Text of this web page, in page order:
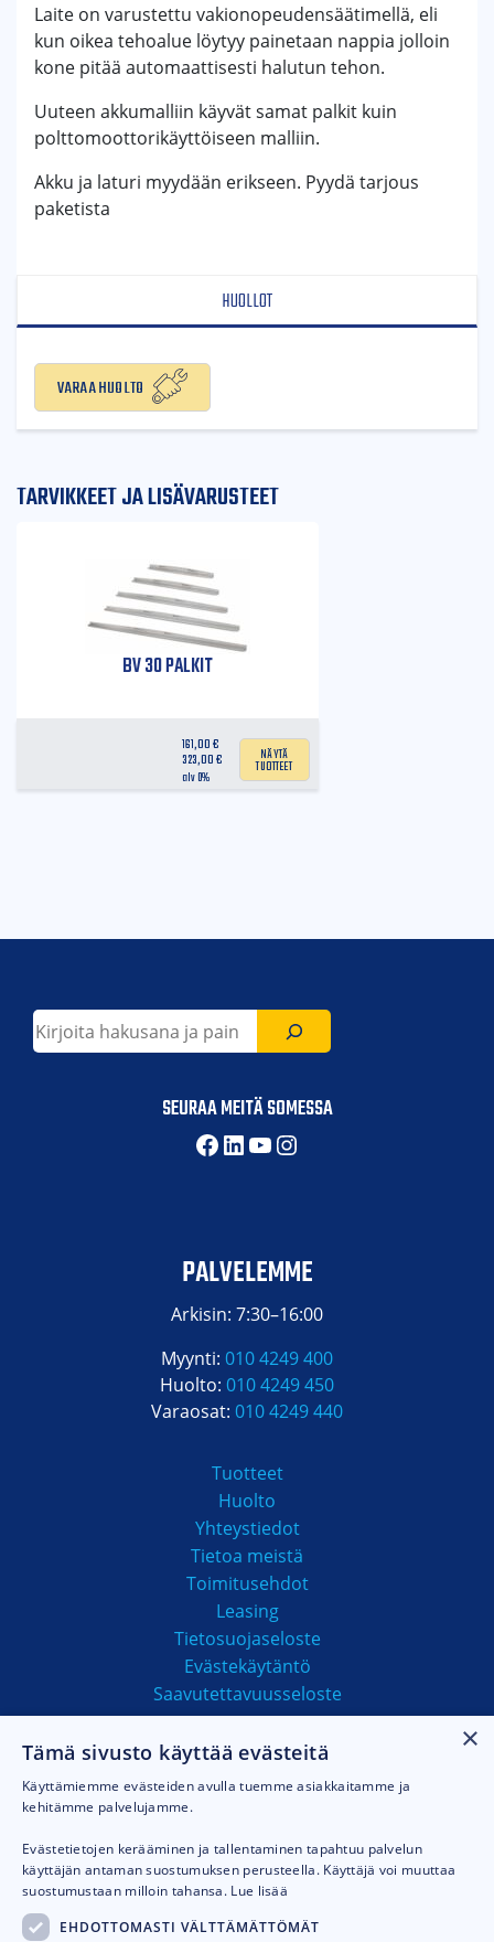
HUOLLOT
Varaa huolto
Laite on varustettu vakionopeudensäätimellä, eli
kun oikea tehoalue löytyy painetaan nappia jolloin
kone pitää automaattisesti halutun tehon.
Uuteen akkumalliin käyvät samat palkit kuin
polttomoottorikäyttöiseen malliin.
Akku ja laturi myydään erikseen. Pyydä tarjous
paketista
TARVIKKEET JA LISÄVARUSTEET
BV 30 PALKIT
161,00€
323,00€
alv 0%
Näytä
tuotteet
Etsi
SEURAA MEITÄ SOMESSA
Facebook
LinkedIn
YouTube
Instagram
PALVELEMME
Arkisin: 7:30–16:00
Myynti: 010 4249 400
Huolto: 010 4249 450
Varaosat: 010 4249 440
Tuotteet
Huolto
Yhteystiedot
Tietoa meistä
Toimitusehdot
Leasing
Tietosuojaseloste
Evästekäytäntö
Saavutettavuusseloste
MAKSUTAVAT
×
Tämä sivusto käyttää evästeitä
Käyttämiemme evästeiden avulla tuemme asiakkaitamme ja
kehitämme palvelujamme.
Evästetietojen kerääminen ja tallentaminen tapahtuu palvelun
käyttäjän antaman suostumuksen perusteella. Käyttäjä voi muuttaa
suostumustaan milloin tahansa. Lue lisää
EHDOTTOMASTI VÄLTTÄMÄTTÖMÄT